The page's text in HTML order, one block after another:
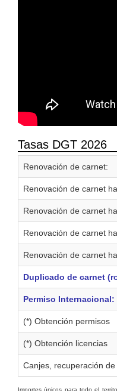
Tasas DGT 2026
Renovación de carnet:
Renovación de carnet
Renovación de carnet
Renovación de carnet
Renovación de carnet
Duplicado de carnet
Permiso Internacional:
(*) Obtención permisos
(*) Obtención licencias
Canjes, recuperación de
Importes únicos para todo el